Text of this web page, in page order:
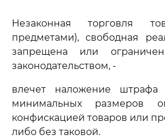
Незаконная торговля
предметами), свободная
запрещена или
законодательством, -
влечет наложение
минимальных размеров
конфискацией товаров или
либо без таковой.